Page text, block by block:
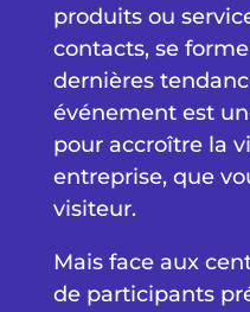
produits ou
contacts, se
dernières
événement est
pour accroître la
entreprise, que
visiteur.
Mais face aux
de participants